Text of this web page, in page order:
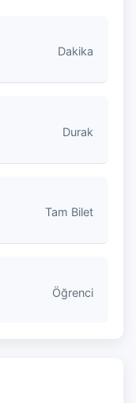
Dakika
Durak
Tam Bilet
Öğrenci